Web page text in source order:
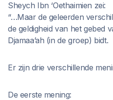
Sheych Ibn ‘Oethaimien zei:
“…Maar de geleerden
de geldigheid van het gebed
Djamaa’ah (in de groep) bidt.
Er zijn drie verschillende
De eerste mening: